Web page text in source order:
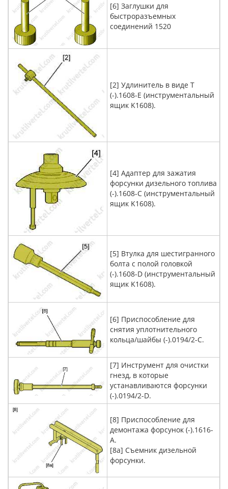
[6] Заглушки для
быстроразъемных
соединений 1520
[2] Удлинитель в виде Т
(-).1608-E (инструментальный
ящик K1608).
[4] Адаптер для зажатия
форсунки дизельного топлива
(-).1608-C (инструментальный
ящик K1608).
[5] Втулка для шестигранного
болта с полой головкой
(-).1608-D (инструментальный
ящик K1608).
[6] Приспособление для
снятия уплотнительного
кольца/шайбы (-).0194/2-C.
[7] Инструмент для очистки
гнезд, в которые
устанавливаются форсунки
(-).0194/2-D.
[8] Приспособление для
демонтажа форсунок (-).1616-
A.
[8a] Съемник дизельной
форсунки.